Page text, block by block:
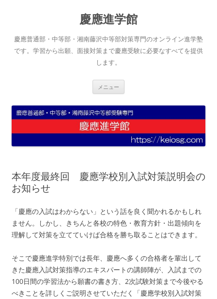
へ
ス
キ
慶應進学館
慶應普通部・中等部・湘南藤沢中等部対策専門のオンライン進学塾
です。学習から出願、面接対策まで慶應受験に必要なすべてを提供
します。
メニュー
本年度最終回 慶應学校別入試対策説明会の
お知らせ
「慶應の入試はわからない」という話を良く聞かれるかもしれ
ません。しかし、きちんと各校の特色・教育方針・出題傾向を
理解して対策を立てていけば合格を勝ち取ることはできます。
そこで慶應進学特別では長年、慶應へ多くの合格者を輩出して
きた慶應入試対策指導のエキスパートの講師陣が、入試までの
100日間の学習法から願書の書き方、2次試験対策まで今後やる
べきことを詳しくご説明させていただく「慶應学校別入試対策